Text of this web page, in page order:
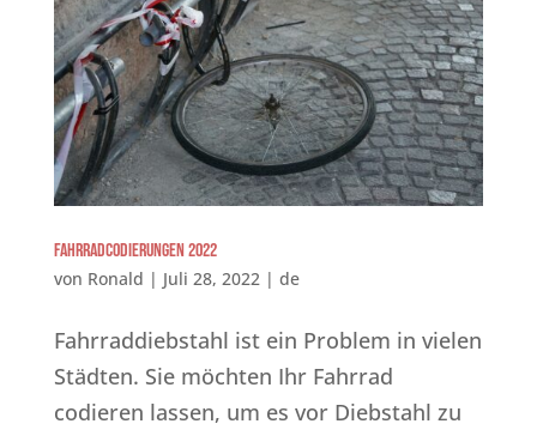
Fahrradcodierungen 2022
von Ronald | Juli 28, 2022| de
Fahrraddiebstahl ist ein Problem in vielen
Städten. Sie möchten Ihr Fahrrad
codieren lassen, um es vor Dieb­stahl zu